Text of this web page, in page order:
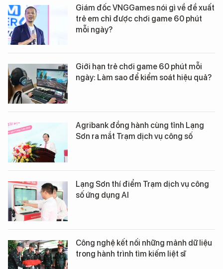
Giám đốc VNGGames nói gì về đề xuất
trẻ em chỉ được chơi game 60 phút
mỗi ngày?
Giới hạn trẻ chơi game 60 phút mỗi
ngày: Làm sao để kiểm soát hiệu quả?
Agribank đồng hành cùng tỉnh Lạng
Sơn ra mắt Trạm dịch vụ công số
Lạng Sơn thí điểm Trạm dịch vụ công
số ứng dụng AI
Công nghệ kết nối những mảnh dữ liệu
trong hành trình tìm kiếm liệt sĩ